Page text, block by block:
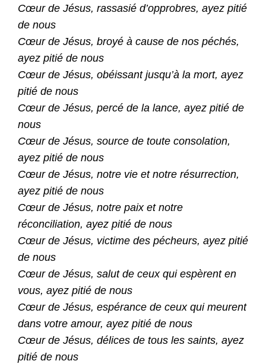
Cœur de Jésus, rassasié d’opprobres, ayez pitié
de nous
Cœur de Jésus, broyé à cause de nos péchés,
ayez pitié de nous
Cœur de Jésus, obéissant jusqu’à la mort, ayez
pitié de nous
Cœur de Jésus, percé de la lance, ayez pitié de
nous
Cœur de Jésus, source de toute consolation,
ayez pitié de nous
Cœur de Jésus, notre vie et notre résurrection,
ayez pitié de nous
Cœur de Jésus, notre paix et notre
réconciliation, ayez pitié de nous
Cœur de Jésus, victime des pécheurs, ayez pitié
de nous
Cœur de Jésus, salut de ceux qui espèrent en
vous, ayez pitié de nous
Cœur de Jésus, espérance de ceux qui meurent
dans votre amour, ayez pitié de nous
Cœur de Jésus, délices de tous les saints, ayez
pitié de nous